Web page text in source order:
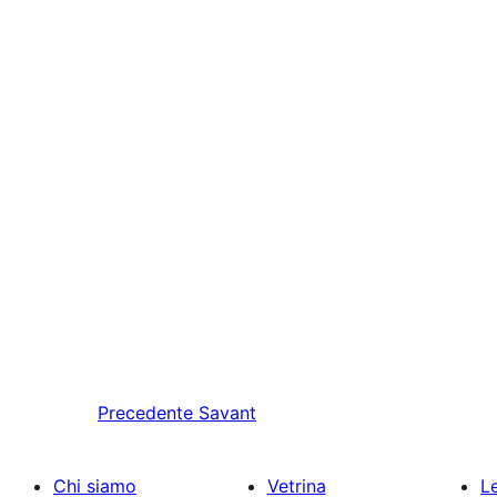
Precedente Savant
Chi siamo Vetrina